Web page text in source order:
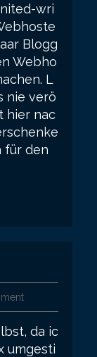
wri
Blogg
Webho
L
nie verö
hier nac
für den
da ic
umgesti